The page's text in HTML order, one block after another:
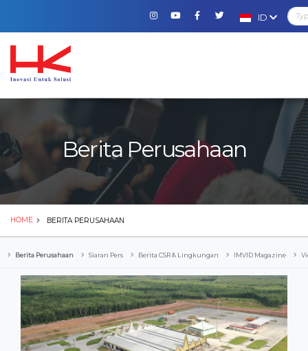
ID
Berita Perusahaan
HOME BERITA PERUSAHAAN
Berita Perusahaan Siaran Pers Berita CSR & Lingkungan IMVID Magazine